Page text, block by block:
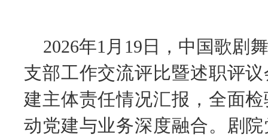
2026年1月19日，中国歌剧
支部工作交流评比暨述职评
建主体责任情况汇报，全面
动党建与业务深度融合。剧